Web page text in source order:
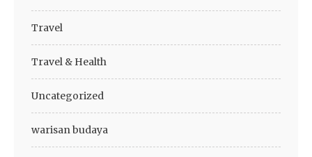
Travel
Travel & Health
Uncategorized
warisan budaya